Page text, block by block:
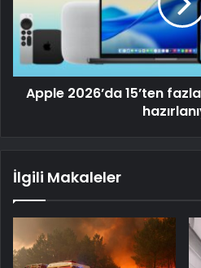
Apple 2026’da 15’ten
İlgili Makaleler